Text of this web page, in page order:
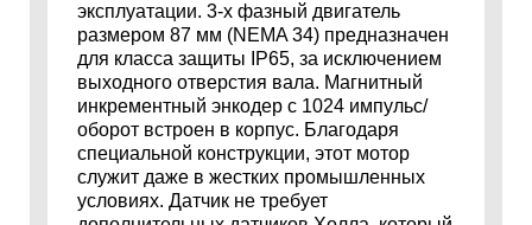
эксплуатации. 3-х фазный двигатель
размером 87 мм (NEMA 34) предназначен
для класса защиты IP65, за исключением
выходного отверстия вала. Магнитный
инкрементный энкодер с 1024 импульс/
оборот встроен в корпус. Благодаря
специальной конструкции, этот мотор
служит даже в жестких промышленных
условиях. Датчик не требует